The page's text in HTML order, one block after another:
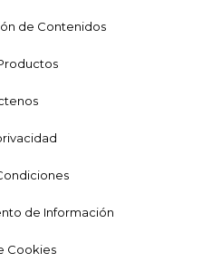
de Contenidos
de Información
Cookies